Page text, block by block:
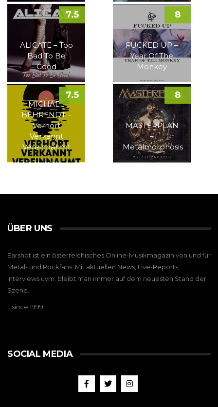
ALICATE – Too
Bad To Be
Good
7.5
FUCKED UP –
Year Of The
Monkey
8
MICHAEL
BEHRENDT –
Verhört
Verkannt
Vereinnahmt
7.5
MASTERPLAN
–
Metalmorphosis
8
ÜBER UNS
Earshot ist ein österreichisches Online-Musikmagazin von und für
Metal- und Rockfans. Mit aktuellen News, Live-Reports,
Interviews uvm. bleibt man immer auf dem neuesten Stand der
Szene.
…since 1999
SOCIAL MEDIA